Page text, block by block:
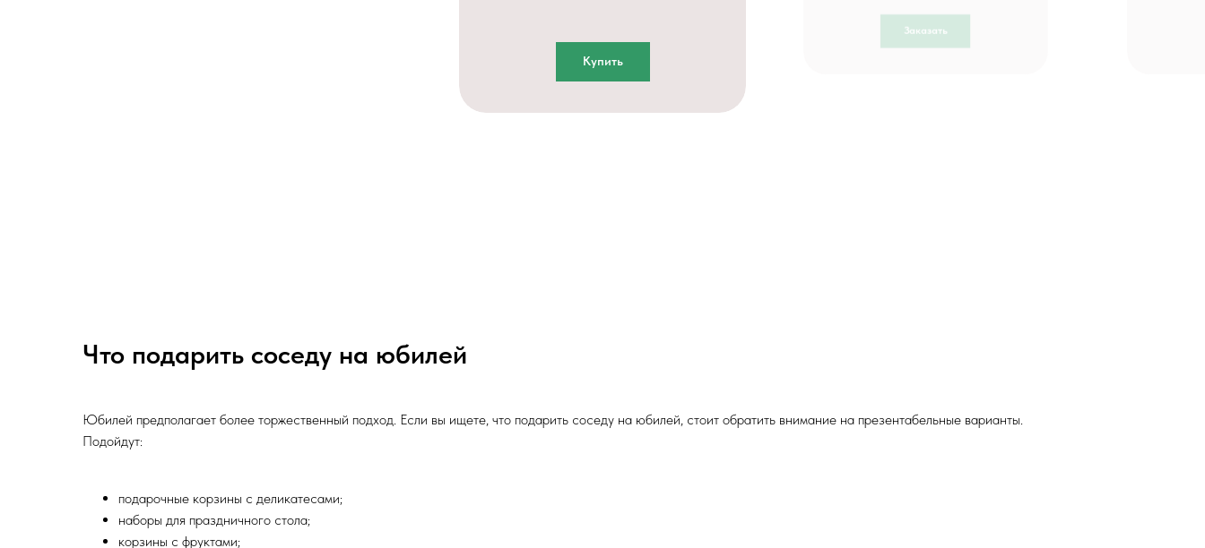
Купить
Заказать
Что подарить соседу на юбилей
Юбилей предполагает более торжественный подход. Если вы ищете, что подарить соседу на юбилей, стоит обратить внимание на презентабельные варианты.
Подойдут:
подарочные корзины с деликатесами;
наборы для праздничного стола;
корзины с фруктами;